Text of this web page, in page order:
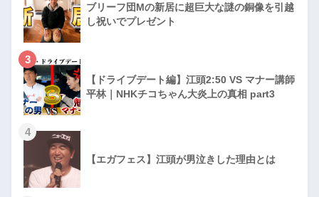
ブリーフ団Mの新居に超巨大な謎の銅像を引越
し祝いでプレゼント
3
【ドライブデート編】江頭2:50 VS マナー講師
平林｜NHKチコちゃん大炎上の真相 part3
4
【エガフェス】江頭が男泣きした理由とは